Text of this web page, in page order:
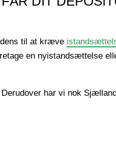
til at kræve
en nyistandsættelse
har vi nok